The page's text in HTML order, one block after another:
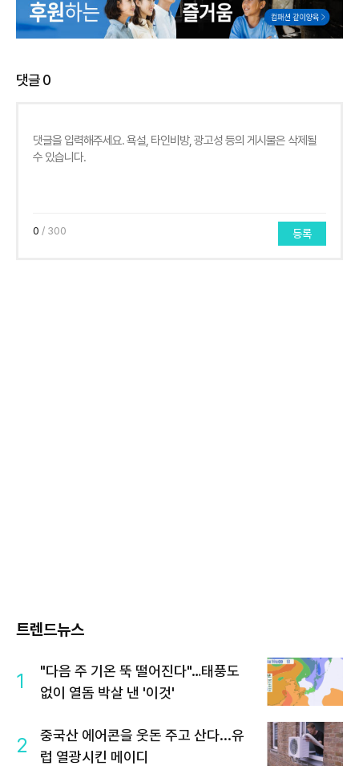
댓글0
0 / 300 등록
트렌드뉴스
1
"다음 주 기온 뚝 떨어진다"…태풍도
없이 열돔 박살 낸 '이것'
2
중국산 에어콘을 웃돈 주고 산다...유
럽 열광시킨 메이디